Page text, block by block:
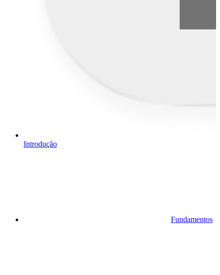
Introdução
Fundamentos